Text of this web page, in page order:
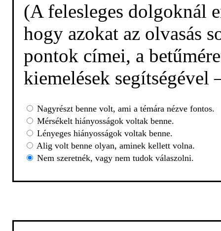
(A felesleges dolgoknál
hogy azokat az olvasás
pontok címei, a
kiemelések
Nagyrészt benne volt, ami a témára nézve fontos.
Mérsékelt hiányosságok voltak benne.
Lényeges hiányosságok voltak benne.
Alig volt benne olyan, aminek kellett volna.
Nem szeretnék, vagy nem tudok válaszolni.